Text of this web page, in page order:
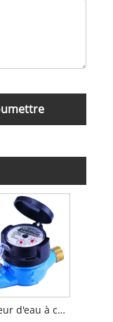
Compteur d'eau à cadran sec multi-jets R160